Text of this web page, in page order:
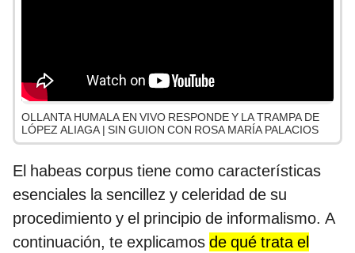
OLLANTA HUMALA EN VIVO RESPONDE Y LA TRAMPA DE
LÓPEZ ALIAGA | SIN GUION CON ROSA MARÍA PALACIOS
El habeas corpus tiene como características
esenciales la sencillez y celeridad de su
procedimiento y el principio de informalismo. A
continuación, te explicamos de qué trata el